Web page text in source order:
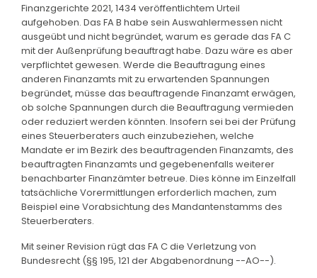
Finanzgerichte 2021, 1434 veröffentlichtem Urteil
aufgehoben. Das FA B habe sein Auswahlermessen nicht
ausgeübt und nicht begründet, warum es gerade das FA C
mit der Außenprüfung beauftragt habe. Dazu wäre es aber
verpflichtet gewesen. Werde die Beauftragung eines
anderen Finanzamts mit zu erwartenden Spannungen
begründet, müsse das beauftragende Finanzamt erwägen,
ob solche Spannungen durch die Beauftragung vermieden
oder reduziert werden könnten. Insofern sei bei der Prüfung
eines Steuerberaters auch einzubeziehen, welche
Mandate er im Bezirk des beauftragenden Finanzamts, des
beauftragten Finanzamts und gegebenenfalls weiterer
benachbarter Finanzämter betreue. Dies könne im Einzelfall
tatsächliche Vorermittlungen erforderlich machen, zum
Beispiel eine Vorabsichtung des Mandantenstamms des
Steuerberaters.
Mit seiner Revision rügt das FA C die Verletzung von
Bundesrecht (§§ 195, 121 der Abgabenordnung --AO--).